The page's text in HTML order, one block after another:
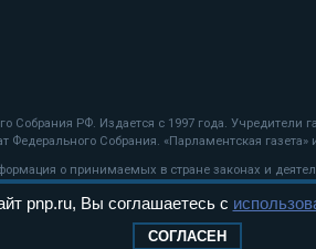
Собрания РФ. Издается с 1997 года.
Собрания. «Парламентская
о принимаемых в стране законах и
pnp.ru, Вы соглашаетесь с
СОГЛАСЕН